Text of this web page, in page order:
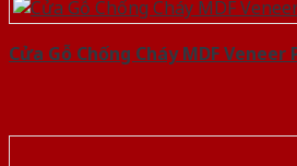
Cửa Gỗ Chống Cháy MDF Veneer